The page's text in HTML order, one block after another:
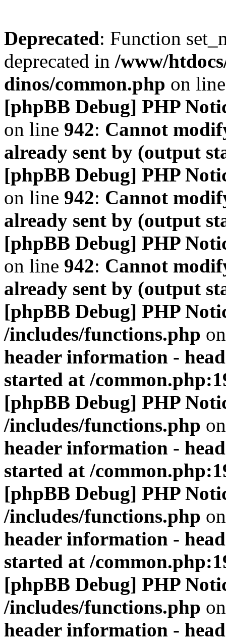
Deprecated: Function
deprecated in /www/
dinos/common.php on
[phpBB Debug] PHP
on line 942: Cannot
already sent by (output
[phpBB Debug] PHP
on line 942: Cannot
already sent by (output
[phpBB Debug] PHP
on line 942: Cannot
already sent by (output
[phpBB Debug] PHP
/includes/functions.php
header information -
started at /
[phpBB Debug] PHP
/includes/functions.php
header information -
started at /
[phpBB Debug] PHP
/includes/functions.php
header information -
started at /
[phpBB Debug] PHP
/includes/functions.php
header information -